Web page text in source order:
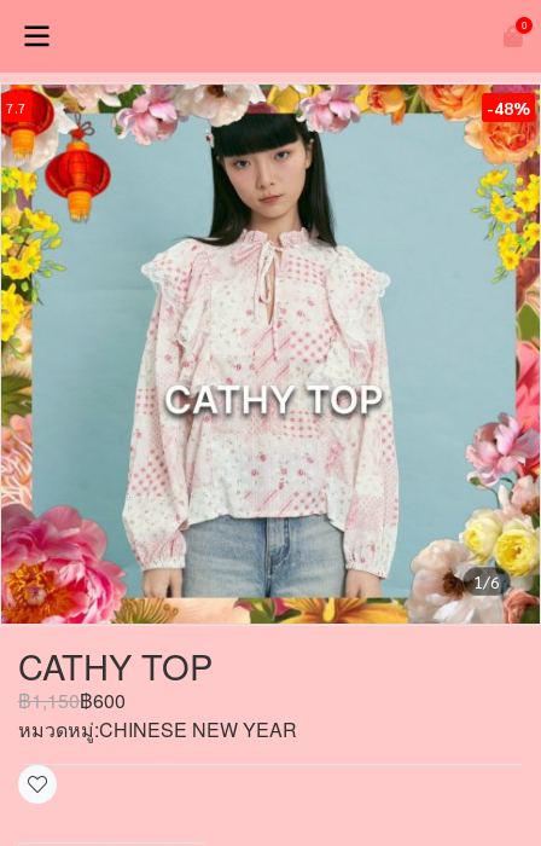
0
1/6
7.7 -48%
CATHY TOP
฿1,150฿600
หมวดหมู่:CHINESE NEW YEAR